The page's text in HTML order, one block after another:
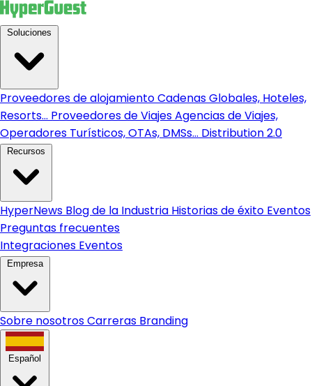
Proveedores de alojamientoCadenas Globales, Hoteles,
Resorts... Proveedores de ViajesAgencias de Viajes,
Operadores Turísticos, OTAs, DMSs... Distribution 2.0
HyperNews Blog de la Industria Historias de éxito Eventos
Preguntas frecuentes
Integraciones Eventos
Empresa
Sobre nosotrosCarreras Branding
Español